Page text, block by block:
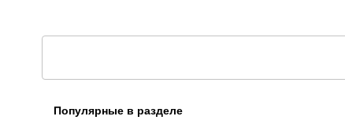
Популярные в разделе